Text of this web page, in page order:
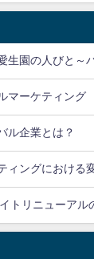
生園の人びと～
マーケティング
ル企業とは？
ィングにおける
トリニューアル